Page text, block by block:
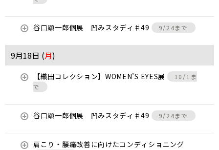
谷口顕一郎個展 凹みスタディ♯49 9/24まで
9月18日 (月)
【織田コレクション】WOMEN’S EYES展
10/1ま
で
谷口顕一郎個展 凹みスタディ♯49 9/24まで
肩こり・腰痛改善に向けたコンディショニング